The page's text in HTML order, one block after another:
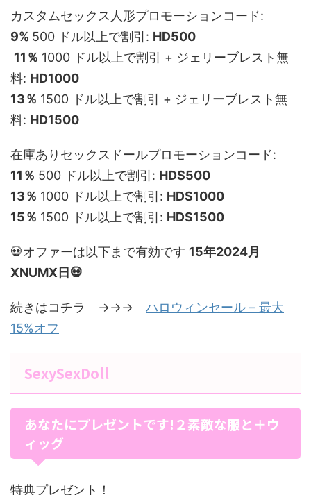
カスタムセックス人形プロモーションコード:
9% 500 ドル以上で割引: HD500
11％ 1000 ドル以上で割引 + ジェリーブレスト無
料: HD1000
13％ 1500 ドル以上で割引 + ジェリーブレスト無
料: HD1500
在庫ありセックスドールプロモーションコード:
11％ 500 ドル以上で割引: HDS500
13％ 1000 ドル以上で割引: HDS1000
15％ 1500 ドル以上で割引: HDS1500
💀オファーは以下まで有効です 15年2024月
XNUMX日💀
続きはコチラ →→→ ハロウィンセール – 最大
15%オフ
SexySexDoll
あなたにプレゼントです!２素敵な服と＋ウ
ィッグ
特典プレゼント！